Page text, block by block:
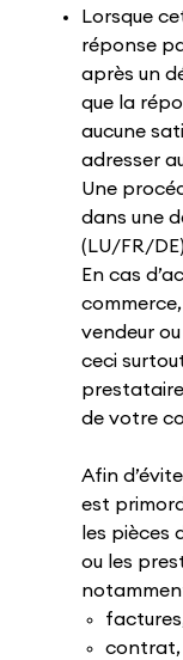
Lorsque
réponse
après un
que la
aucune
adresser
Une
dans une
(LU/FR/
En cas
vendeur
ceci
de votre
Afin
est
les pièces
ou les
contrat,